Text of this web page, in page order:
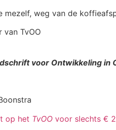
mezelf, weg van de
van TvOO
voor Ontwikkeling in
op het TvOO voor slechts €